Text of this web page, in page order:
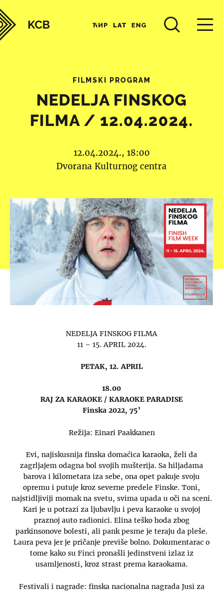
ЋИР LAT ENG
FILMSKI PROGRAM
NEDELJA FINSKOG
FILMA / 12.04.2024.
12.04.2024., 18:00
Dvorana Kulturnog centra
NEDELJA FINSKOG FILMA
11 – 15. APRIL 2024.
PETAK, 12. APRIL
18.00
RAJ ZA KARAOKE / KARAOKE PARADISE
Finska 2022, 75’
Režija: Einari Paakkanen
Evi, najiskusnija finska domaćica karaoka, želi da
zagrljajem odagna bol svojih mušterija. Sa hiljadama
barova i kilometara iza sebe, ona opet pakuje svoju
opremu i putuje kroz severne predele Finske. Toni,
najstidljiviji momak na svetu, svima upada u oči na sceni.
Kari je u potrazi za ljubavlju i peva karaoke u svojoj
praznoj auto radionici. Elina teško hoda zbog
parkinsonove bolesti, ali pank pesme je teraju da pleše.
Laura peva jer je pričanje previše bolno. Dokumentarac o
tome kako su Finci pronašli jedinstveni izlaz iz
usamljenosti, kroz strast prema karaokama.
Festivali i nagrade: finska nacionalna nagrada Jusi za